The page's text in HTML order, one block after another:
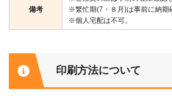
備考
※繁忙期(7・８月)は事前に納期
※個人宅配は不可。
印刷方法について